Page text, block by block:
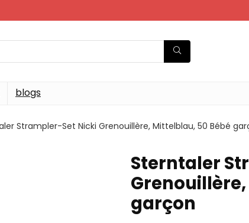
blogs
Strampler-Set Nicki Grenouillère, Mittelblau, 50 Bébé
Sterntaler
garçon